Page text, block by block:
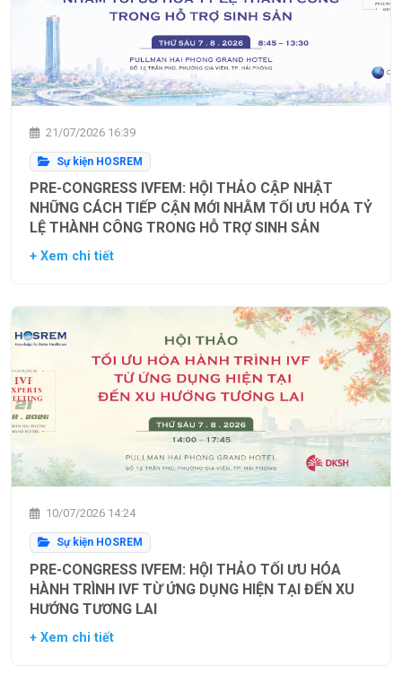
21/07/2026 16:39
Sự kiện HOSREM
PRE-CONGRESS IVFEM: HỘI THẢO CẬP NHẬT
NHỮNG CÁCH TIẾP CẬN MỚI NHẰM TỐI ƯU HÓA TỶ
LỆ THÀNH CÔNG TRONG HỖ TRỢ SINH SẢN
+ Xem chi tiết
10/07/2026 14:24
Sự kiện HOSREM
PRE-CONGRESS IVFEM: HỘI THẢO TỐI ƯU HÓA
HÀNH TRÌNH IVF TỪ ỨNG DỤNG HIỆN TẠI ĐẾN XU
HƯỚNG TƯƠNG LAI
+ Xem chi tiết